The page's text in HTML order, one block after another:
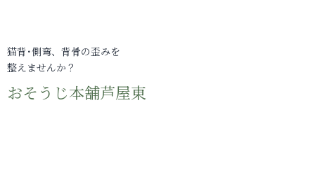
猫背･側弯、背骨の歪みを
整えませんか？
おそうじ本舗芦屋東